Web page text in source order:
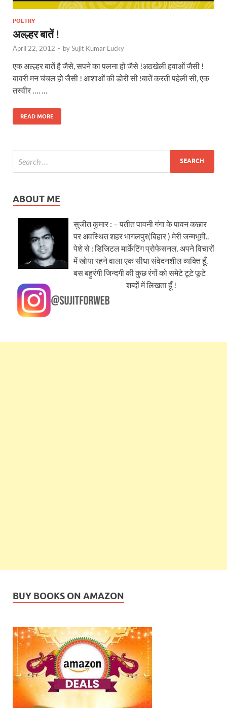
POETRY
अल्ल्हर बातें !
April 22, 2012 - bySujit Kumar Lucky
एक अल्ल्हर बातें है जैसे, सपने का पलना हो जैसे !अठखेली हवाओं जैसी !
बावरी मन चंचल हो जैसी ! आशाओं की डोरी सी !बातें करती पहेली सी, एक
तस्वीर …. …
READ MORE
ABOUT ME
सुजीत कुमार : – पतीत पावनी गंगा के पावन कछार
पर अवस्थित शहर भागलपुर(बिहार ) मेरी जन्मभूमी..
पेशे से : डिजिटल मार्केटिंग प्रोफेसनल. अपने विचारों
में खोया रहने वाला एक सीधा संवेदनशील व्यक्ति हूँ.
बस बहुरंगी जिन्दगी की कुछ रंगों को समेटे टूटे फूटे
शब्दों में लिखता हूँ !
BUY BOOKS ON AMAZON